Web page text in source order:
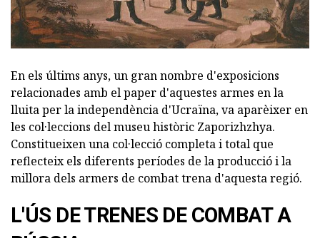
En els últims anys, un gran nombre d'exposicions
relacionades amb el paper d'aquestes armes en la
lluita per la independència d'Ucraïna, va aparèixer en
les col·leccions del museu històric Zaporizhzhya.
Constitueixen una col·lecció completa i total que
reflecteix els diferents períodes de la producció i la
millora dels armers de combat trena d'aquesta regió.
L'ÚS DE TRENES DE COMBAT A